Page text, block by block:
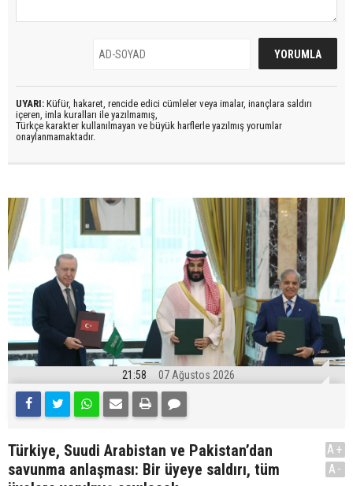
UYARI: Küfür, hakaret, rencide edici cümleler veya imalar, inançlara saldırı
içeren, imla kuralları ile yazılmamış,
Türkçe karakter kullanılmayan ve büyük harflerle yazılmış yorumlar
onaylanmamaktadır.
21:58 07 Ağustos 2026
Türkiye, Suudi Arabistan ve Pakistan’dan
savunma anlaşması: Bir üyeye saldırı, tüm
A+
A-